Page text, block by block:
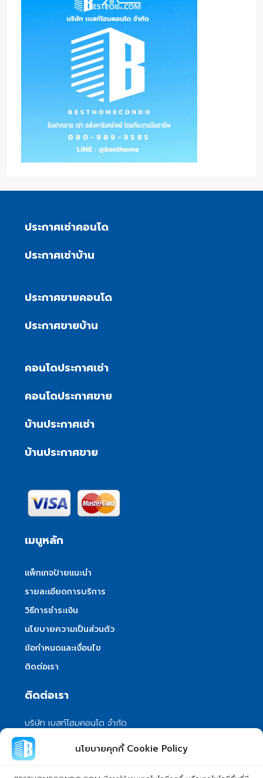
นโยบายคุกกี้ Cookie Policy
ประกาศเช่าคอนโด
ประกาศเช่าบ้าน
ประกาศขายคอนโด
ประกาศขายบ้าน
คอนโดประกาศเช่า
คอนโดประกาศขาย
บ้านประกาศเช่า
บ้านประกาศขาย
เมนูหลัก
แพ็กเกจป้ายแนะนำ
รายละเอียดการบริการ
วิธีการชำระเงิน
นโยบายความเป็นส่วนตัว
ข้อกำหนดและเงื่อนไข
ติดต่อเรา
ติดต่อเรา
บริษัท เบสท์โฮมคอนโด จำกัด
101/399 หมู่ 7 แขวงลําผักชี เขตหนองจอก
กรุงเทพมหานคร 10530
info@besthomecondo.com